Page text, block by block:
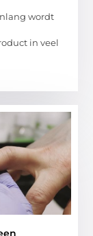
wordt
in veel